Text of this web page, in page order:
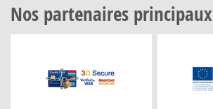
Nos partenaires principaux